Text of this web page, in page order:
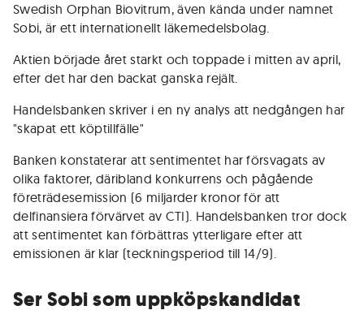
Swedish Orphan Biovitrum, även kända under namnet
Sobi, är ett internationellt läkemedelsbolag.
Aktien började året starkt och toppade i mitten av april,
efter det har den backat ganska rejält.
Handelsbanken skriver i en ny analys att nedgången har
"skapat ett köptillfälle"
Banken konstaterar att sentimentet har försvagats av
olika faktorer, däribland konkurrens och pågående
företrädesemission (6 miljarder kronor för att
delfinansiera förvärvet av CTI). Handelsbanken tror dock
att sentimentet kan förbättras ytterligare efter att
emissionen är klar (teckningsperiod till 14/9).
Ser Sobi som uppköpskandidat